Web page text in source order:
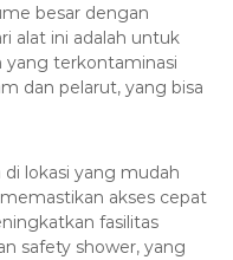
besar dengan
alat ini adalah untuk
yang terkontaminasi
dan pelarut, yang bisa
lokasi yang mudah
akses cepat
fasilitas
safety shower, yang